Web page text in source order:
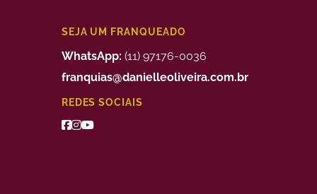
Depilação a Laser Masculina
Preenchimento Facial Valor
Tratamento da Alopecia
de Bigode Chines
Tratamento de Celulite nas
SEJA UM FRANQUEADO
WhatsApp: (11) 97176-0036
franquias@danielleoliveira.com.br
REDES SOCIAIS